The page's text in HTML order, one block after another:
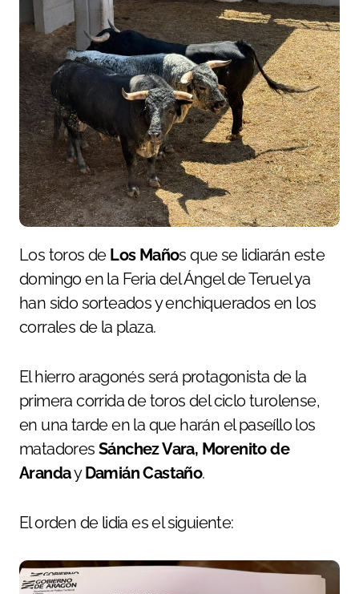
Los toros de Los Maños que se lidiarán este
domingo en la Feria del Ángel de Teruel ya
han sido sorteados y enchiquerados en los
corrales de la plaza.
El hierro aragonés será protagonista de la
primera corrida de toros del ciclo turolense,
en una tarde en la que harán el paseíllo los
matadoresSánchez Vara, Morenito de
ArandayDamián Castaño.
El orden de lidia es el siguiente: